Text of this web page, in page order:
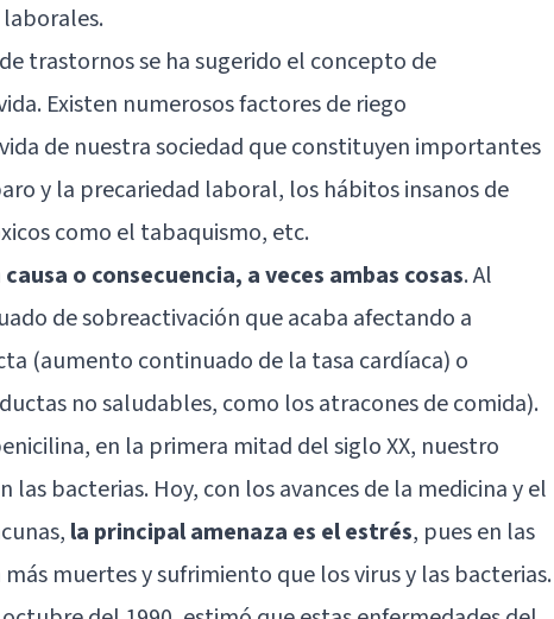
trastornos se ha sugerido el concepto de
Existen numerosos factores de riego
de nuestra sociedad que constituyen importantes
y la precariedad laboral, los hábitos insanos de
como el tabaquismo, etc.
o consecuencia, a veces ambas cosas. Al
de sobreactivación que acaba afectando a
(aumento continuado de la tasa cardíaca) o
no saludables, como los atracones de comida).
en la primera mitad del siglo XX, nuestro
las bacterias. Hoy, con los avances de la medicina y el
la principal amenaza es el estrés, pues en las
más muertes y sufrimiento que los virus y las bacterias.